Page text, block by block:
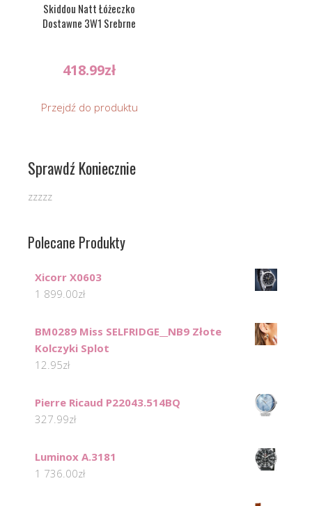
Skiddou Natt Łóżeczko
Dostawne 3W1 Srebrne
418.99zł
Przejdź do produktu
Sprawdź Koniecznie
zzzzz
Polecane Produkty
Xicorr X0603
1 899.00zł
BM0289 Miss SELFRIDGE__NB9 Złote
Kolczyki Splot
12.95zł
Pierre Ricaud P22043.514BQ
327.99zł
Luminox A.3181
1 736.00zł